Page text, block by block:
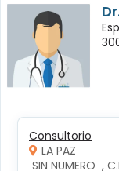
Consultorio
LA PAZ